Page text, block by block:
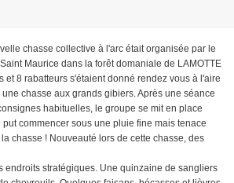
chasse collective à l'arc était organisée par le
Maurice dans la forêt domaniale de LAMOTTE
et 8 rabatteurs s'étaient donné rendez vous à l'aire
chasse aux grands gibiers. Après une séance
habituelles, le groupe se mit en place
commencer sous une pluie fine mais tenace
chasse ! Nouveauté lors de cette chasse, des
endroits stratégiques. Une quinzaine de sangliers